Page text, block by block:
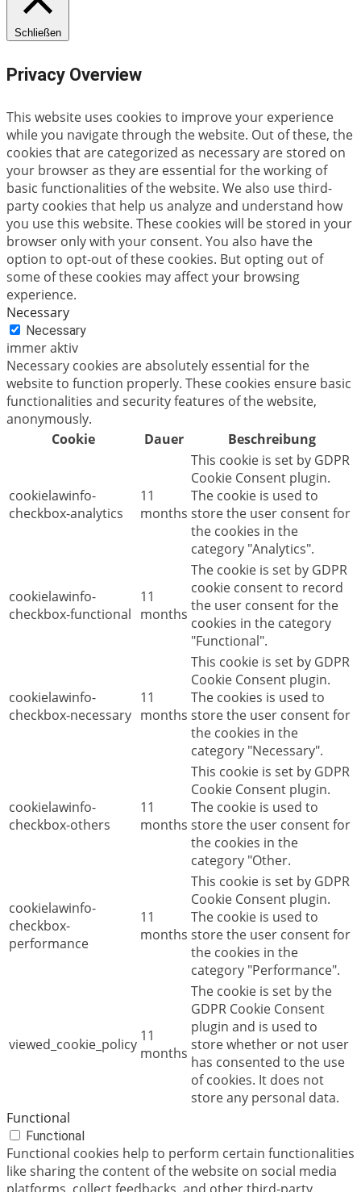
Schließen
Privacy Overview
This website uses cookies to improve your experience
while you navigate through the website. Out of these, the
cookies that are categorized as necessary are stored on
your browser as they are essential for the working of
basic functionalities of the website. We also use third-
party cookies that help us analyze and understand how
you use this website. These cookies will be stored in your
browser only with your consent. You also have the
option to opt-out of these cookies. But opting out of
some of these cookies may affect your browsing
experience.
Necessary
Necessary
immer aktiv
Necessary cookies are absolutely essential for the
website to function properly. These cookies ensure basic
functionalities and security features of the website,
anonymously.
Cookie
Dauer Beschreibung
cookielawinfo-
checkbox-analytics
11
months
This cookie is set by GDPR
Cookie Consent plugin.
The cookie is used to
store the user consent for
the cookies in the
category "Analytics".
cookielawinfo-
checkbox-functional
11
months
The cookie is set by GDPR
cookie consent to record
the user consent for the
cookies in the category
"Functional".
cookielawinfo-
checkbox-necessary
11
months
This cookie is set by GDPR
Cookie Consent plugin.
The cookies is used to
store the user consent for
the cookies in the
category "Necessary".
cookielawinfo-
checkbox-others
11
months
This cookie is set by GDPR
Cookie Consent plugin.
The cookie is used to
store the user consent for
the cookies in the
category "Other.
cookielawinfo-
checkbox-
performance
11
months
This cookie is set by GDPR
Cookie Consent plugin.
The cookie is used to
store the user consent for
the cookies in the
category "Performance".
viewed_cookie_policy 11
months
The cookie is set by the
GDPR Cookie Consent
plugin and is used to
store whether or not user
has consented to the use
of cookies. It does not
store any personal data.
Functional
Functional
Functional cookies help to perform certain functionalities
like sharing the content of the website on social media